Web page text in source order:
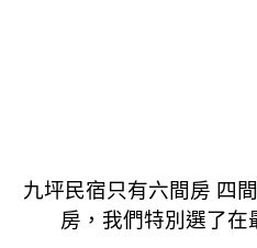
九坪民宿只有六間房 四
房， 我們特別選了在